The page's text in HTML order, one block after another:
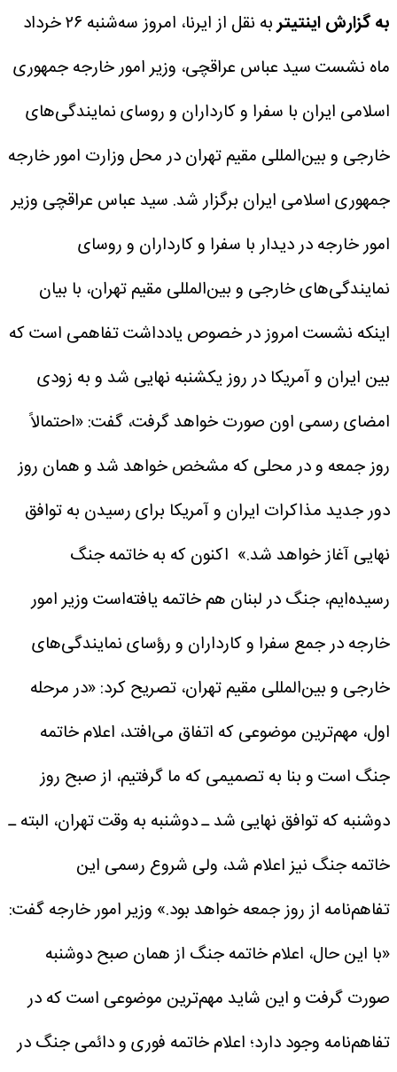
به گزارش اینتیتر
به نقل از ایرنا، امروز سه‌شنبه ۲۶ خرداد
ماه نشست سید عباس عراقچی، وزیر امور خارجه جمهوری
اسلامی ایران با سفرا و کارداران و روسای نمایندگی‌های
خارجی و بین‌المللی مقیم تهران در محل وزارت امور خارجه
جمهوری اسلامی ایران برگزار شد. سید عباس عراقچی وزیر
امور خارجه در دیدار با سفرا و کارداران و روسای
نمایندگی‌های خارجی و بین‌المللی مقیم تهران، با بیان
اینکه نشست امروز در خصوص یادداشت تفاهمی است که
بین ایران و آمریکا در روز یکشنبه نهایی شد و به زودی
امضای رسمی اون صورت خواهد گرفت، گفت: «احتمالاً
روز جمعه و در محلی که مشخص خواهد شد و همان روز
دور جدید مذاکرات ایران و آمریکا برای رسیدن به توافق
نهایی آغاز خواهد شد.» اکنون که به خاتمه جنگ
رسیده‌ایم، جنگ در لبنان هم خاتمه یافته‌استوزیر امور
خارجه در جمع سفرا و کارداران و رؤسای نمایندگی‌های
خارجی و بین‌المللی مقیم تهران، تصریح کرد: «در مرحله
اول، مهم‌ترین موضوعی که اتفاق می‌افتد، اعلام خاتمه
جنگ است و بنا به تصمیمی که ما گرفتیم، از صبح روز
دوشنبه که توافق نهایی شد ـ دوشنبه به وقت تهران، البته ـ
خاتمه جنگ نیز اعلام شد، ولی شروع رسمی این
تفاهم‌نامه از روز جمعه خواهد بود.» وزیر امور خارجه گفت:
«با این حال، اعلام خاتمه جنگ از همان صبح دوشنبه
صورت گرفت و این شاید مهم‌ترین موضوعی است که در
تفاهم‌نامه وجود دارد؛ اعلام خاتمه فوری و دائمی جنگ در